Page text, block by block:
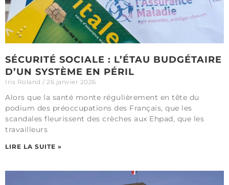
SÉCURITÉ SOCIALE : L’ÉTAU BUDGÉTAIRE
D’UN SYSTÈME EN PÉRIL
Iris Roland 26 janvier 2026
Alors que la santé monte régulièrement en tête du
podium des préoccupations des Français, que les
scandales fleurissent des crèches aux Ehpad, que les
travailleurs
LIRE LA SUITE »